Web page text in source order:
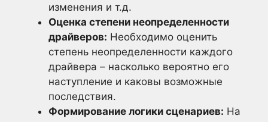
изменения и т.д.
Оценка степени неопределенности
драйверов: Необходимо оценить
степень неопределенности каждого
драйвера – насколько вероятно его
наступление и каковы возможные
последствия.
Формирование логики сценариев: На